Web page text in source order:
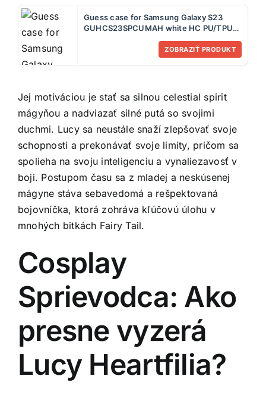
Guess case for Samsung Galaxy S23
GUHCS23SPCUMAH white HC PU/TPU
ZOBRAZIŤ PRODUKT
Jej motiváciou je stať sa silnou celestial spirit
mágyňou a nadviazať silné putá so svojimi
duchmi. Lucy sa neustále snaží zlepšovať svoje
schopnosti a prekonávať svoje limity, pričom sa
spolieha na svoju inteligenciu a vynaliezavosť v
boji. Postupom času sa z mladej a neskúsenej
mágyne stáva sebavedomá a rešpektovaná
bojovníčka, ktorá zohráva kľúčovú úlohu v
mnohých bitkách Fairy Tail.
Cosplay
Sprievodca: Ako
presne vyzerá
Lucy Heartfilia?